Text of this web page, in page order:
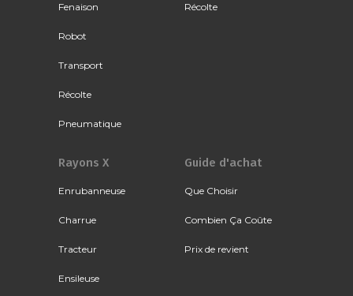
Fenaison
Robot
Transport
Récolte
Pneumatique
Récolte
Rayons X
Enrubanneuse
Charrue
Tracteur
Ensileuse
Guide d'achat
Que Choisir
Combien Ça Coûte
Prix de revient